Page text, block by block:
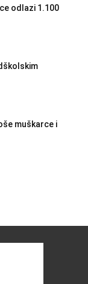
odlazi 1.100
muškarce i